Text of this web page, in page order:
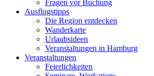
Fragen vor Buchung
Ausflugstipps
Die Region entdecken
Wanderkarte
Urlaubsideen
Veranstaltungen in Hamburg
Veranstaltungen
Feierlichkeiten